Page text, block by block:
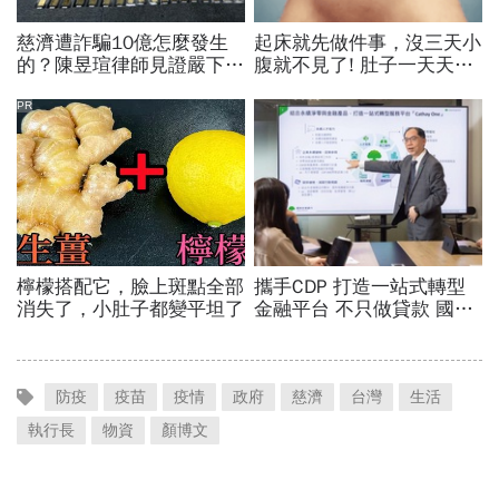
防疫 疫苗 疫情 政府 慈濟 台灣
生活
執行長
物資 顏博文